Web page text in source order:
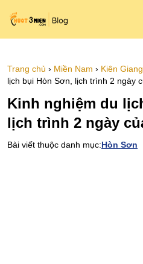
Trang chủ › Miền Nam › Kiên Giang
lịch bụi Hòn Sơn, lịch trình 2 ngày
Kinh nghiệm du
lịch trình 2 ngày
Bài viết thuộc danh mục:Hòn Sơn